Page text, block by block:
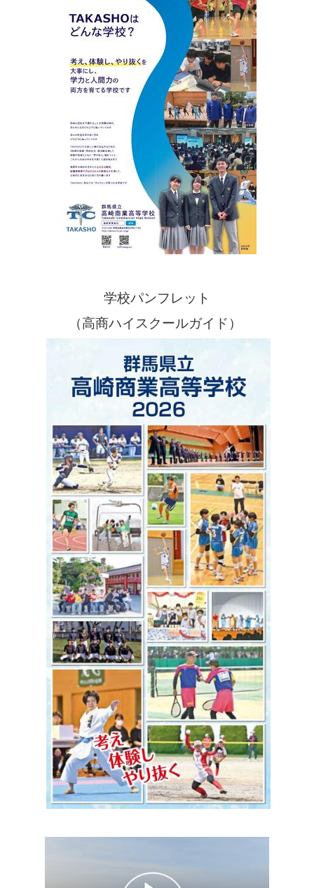
学校パンフレット
（高商ハイスクールガイド）